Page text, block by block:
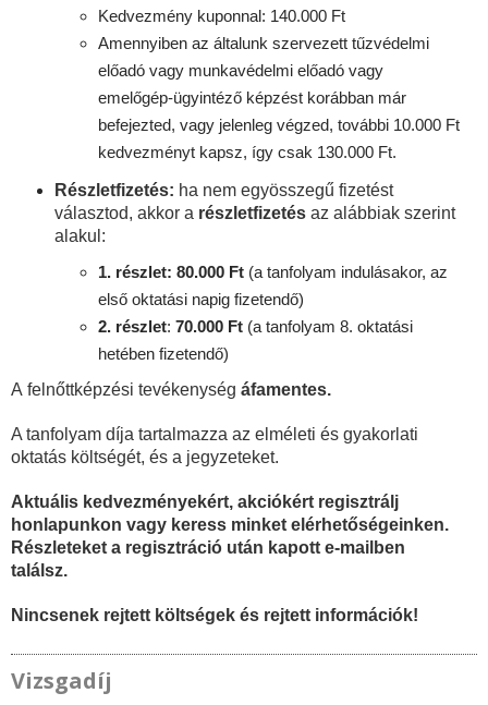
Kedvezmény kuponnal: 140.000 Ft
Amennyiben az általunk szervezett tűzvédelmi
előadó vagy munkavédelmi előadó vagy
emelőgép-ügyintéző képzést korábban már
befejezted, vagy jelenleg végzed, további 10.000 Ft
kedvezményt kapsz, így csak 130.000 Ft.
Részletfizetés: ha nem egyösszegű fizetést
választod, akkor a részletfizetés az alábbiak szerint
alakul:
1. részlet: 80.000 Ft (a tanfolyam indulásakor, az
első oktatási napig fizetendő)
2. részlet: 70.000 Ft (a tanfolyam 8. oktatási
hetében fizetendő)
A felnőttképzési tevékenység áfamentes.
A tanfolyam díja tartalmazza az elméleti és gyakorlati
oktatás költségét, és a jegyzeteket.
Aktuális kedvezményekért, akciókért regisztrálj
honlapunkon vagy keress minket elérhetőségeinken.
Részleteket a regisztráció után kapott e-mailben
találsz.
Nincsenek rejtett költségek és rejtett információk!
Vizsgadíj